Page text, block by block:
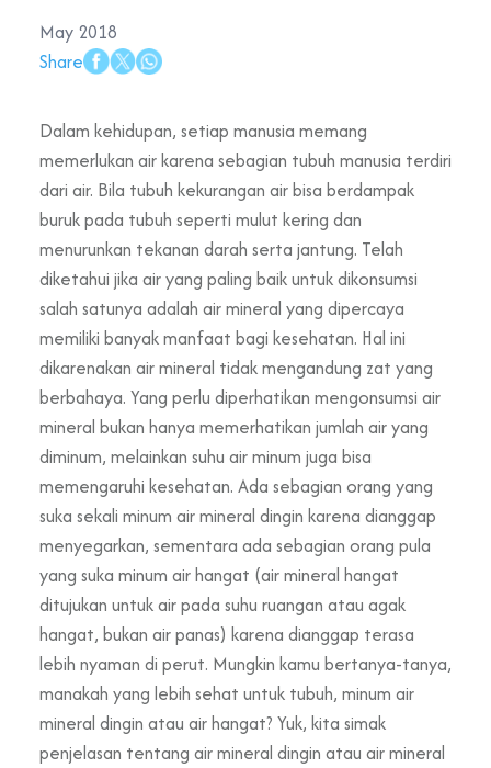
May 2018
Share
Dalam kehidupan, setiap manusia memang
memerlukan air karena sebagian tubuh manusia terdiri
dari air. Bila tubuh kekurangan air bisa berdampak
buruk pada tubuh seperti mulut kering dan
menurunkan tekanan darah serta jantung. Telah
diketahui jika air yang paling baik untuk dikonsumsi
salah satunya adalah air mineral yang dipercaya
memiliki banyak manfaat bagi kesehatan. Hal ini
dikarenakan air mineral tidak mengandung zat yang
berbahaya. Yang perlu diperhatikan mengonsumsi air
mineral bukan hanya memerhatikan jumlah air yang
diminum, melainkan suhu air minum juga bisa
memengaruhi kesehatan. Ada sebagian orang yang
suka sekali minum air mineral dingin karena dianggap
menyegarkan, sementara ada sebagian orang pula
yang suka minum air hangat (air mineral hangat
ditujukan untuk air pada suhu ruangan atau agak
hangat, bukan air panas) karena dianggap terasa
lebih nyaman di perut. Mungkin kamu bertanya-tanya,
manakah yang lebih sehat untuk tubuh, minum air
mineral dingin atau air hangat? Yuk, kita simak
penjelasan tentang air mineral dingin atau air mineral